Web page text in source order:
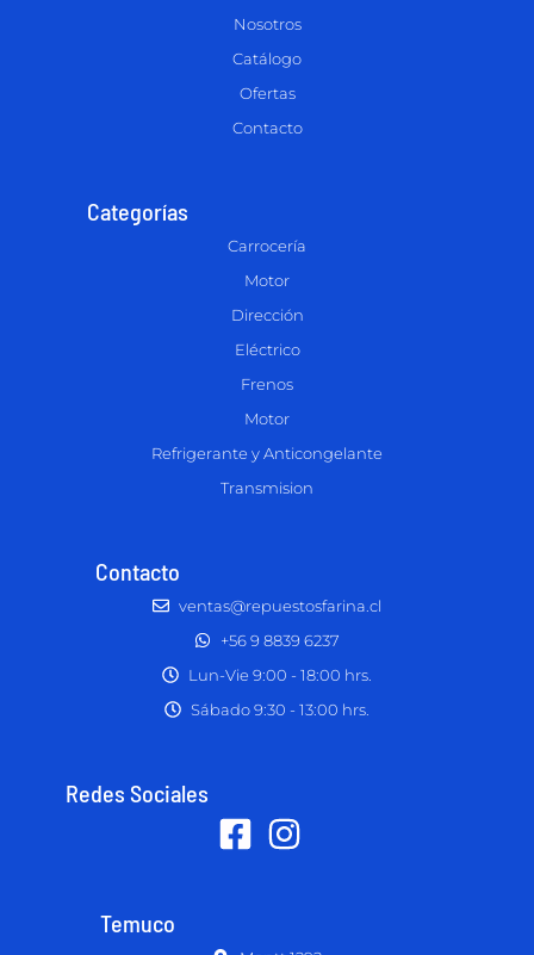
Nosotros
Catálogo
Ofertas
Contacto
Categorías
Carrocería
Motor
Dirección
Eléctrico
Frenos
Motor
Refrigerante y Anticongelante
Transmision
Contacto
ventas@repuestosfarina.cl
+56 9 8839 6237
Lun-Vie 9:00 - 18:00 hrs.
Sábado 9:30 - 13:00 hrs.
Redes Sociales
Temuco